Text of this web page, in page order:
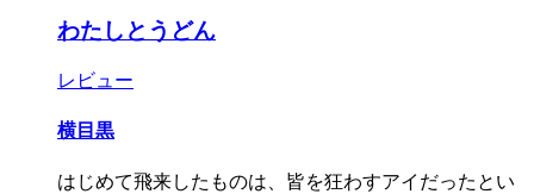
わたしとうどん
レビュー
横目黒
はじめて飛来したものは、皆を狂わすアイだったとい